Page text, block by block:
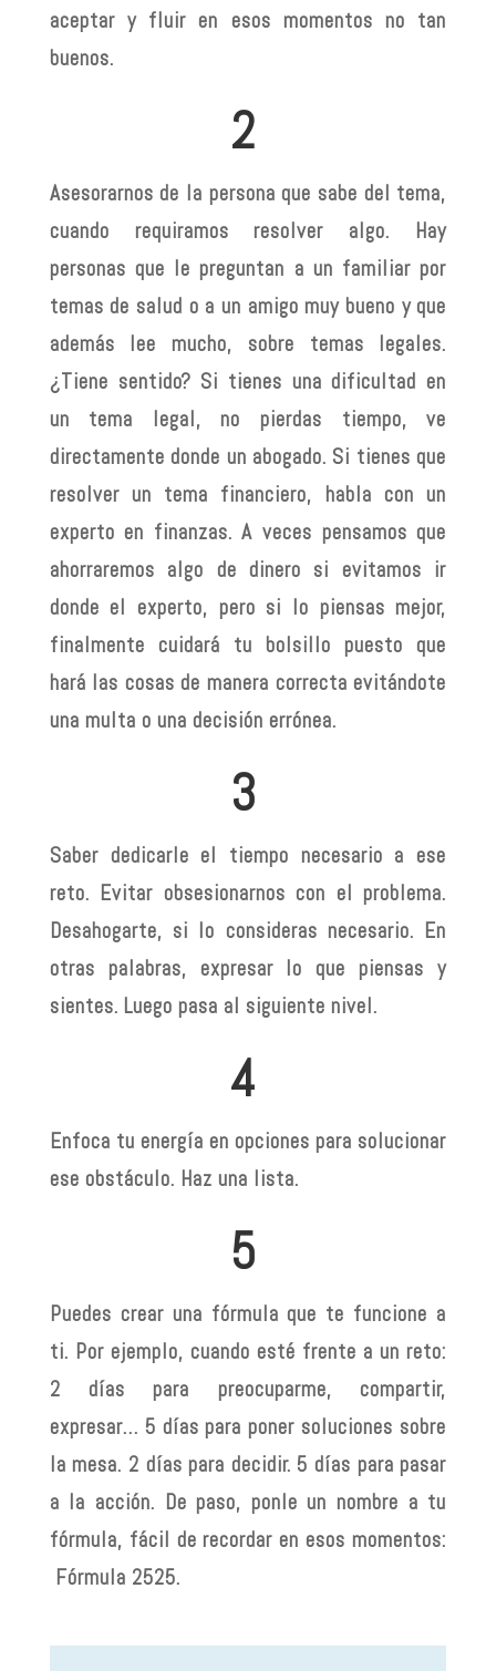
aceptar y fluir en esos momentos no tan
buenos.
2
Asesorarnos de la persona que sabe del tema,
cuando requiramos resolver algo. Hay
personas que le preguntan a un familiar por
temas de salud o a un amigo muy bueno y que
además lee mucho, sobre temas legales.
¿Tiene sentido? Si tienes una dificultad en
un tema legal, no pierdas tiempo, ve
directamente donde un abogado. Si tienes que
resolver un tema financiero, habla con un
experto en finanzas. A veces pensamos que
ahorraremos algo de dinero si evitamos ir
donde el experto, pero si lo piensas mejor,
finalmente cuidará tu bolsillo puesto que
hará las cosas de manera correcta evitándote
una multa o una decisión errónea.
3
Saber dedicarle el tiempo necesario a ese
reto. Evitar obsesionarnos con el problema.
Desahogarte, si lo consideras necesario. En
otras palabras, expresar lo que piensas y
sientes. Luego pasa al siguiente nivel.
4
Enfoca tu energía en opciones para solucionar
ese obstáculo. Haz una lista.
5
Puedes crear una fórmula que te funcione a
ti. Por ejemplo, cuando esté frente a un reto:
2 días para preocuparme, compartir,
expresar… 5 días para poner soluciones sobre
la mesa. 2 días para decidir. 5 días para pasar
a la acción. De paso, ponle un nombre a tu
fórmula, fácil de recordar en esos momentos:
Fórmula 2525.